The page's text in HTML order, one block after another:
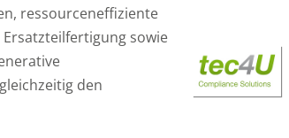
ressourceneffiziente
sowie
den